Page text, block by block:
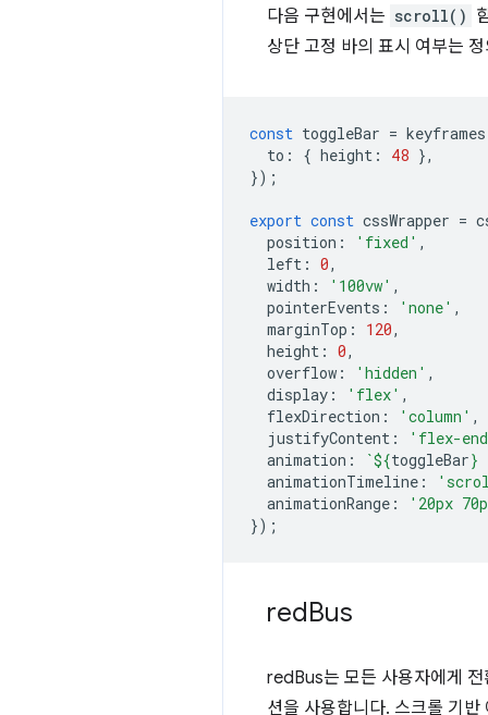
다음 구현에서는 scroll()
상단 고정 바의 표시 여부는
const toggleBar = keyframes
to : { height : 48 },
});
export const cssWrapper =
position : 'fixed' ,
left : 0,
width : '100vw' ,
pointerEvents : 'none' ,
marginTop : 120,
height : 0,
overflow : 'hidden' ,
display : 'flex' ,
flexDirection : 'column' ,
justifyContent :
'flex-
animation : `${toggleBar}
animationTimeline :
animationRange :
'20px
});
redBus
redBus는 모든 사용자에게
션을 사용합니다. 스크롤 기